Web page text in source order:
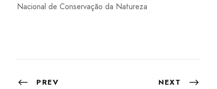
Nacional de Conservação da Natureza
PREV NEXT